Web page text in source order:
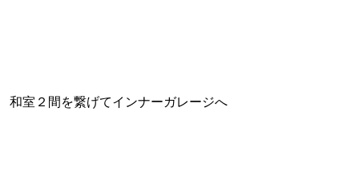
和室２間を繋げてインナーガレージへ